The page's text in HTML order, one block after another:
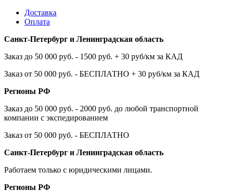
Доставка
Оплата
Санкт-Петербург и Ленинградская область
Заказ до 50 000 руб. - 1500 руб. + 30 руб/км за КАД
Заказ от 50 000 руб. - БЕСПЛАТНО + 30 руб/км за КАД
Регионы РФ
Заказ до 50 000 руб. - 2000 руб. до любой транспортной
компании с экспедированием
Заказ от 50 000 руб. - БЕСПЛАТНО
Санкт-Петербург и Ленинградская область
Работаем только с юридическими лицами.
Регионы РФ